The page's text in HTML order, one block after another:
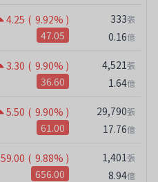
4.25 ( 9.92% )
47.05
333張
0.16億
3.30 ( 9.90% )
36.60
4,521張
1.64億
5.50 ( 9.90% )
61.00
29,790張
17.76億
59.00 ( 9.88% )
656.00
1,401張
8.94億